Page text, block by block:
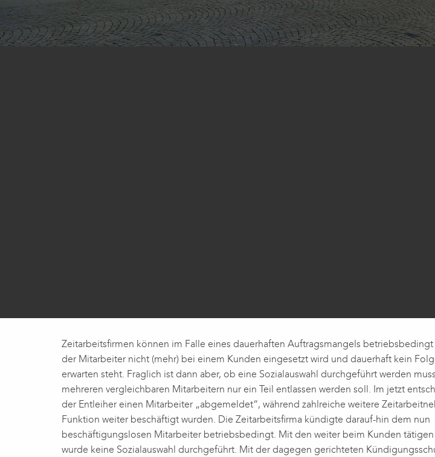
Zeitarbeitsfirmen können im Falle eines dauerhaften Auftragsmangels
der Mitarbeiter nicht (mehr) bei einem Kunden eingesetzt wird und dauerhaft kein
erwarten steht. Fraglich ist dann aber, ob eine Sozialauswahl durchgeführt werden
mehreren vergleichbaren Mitarbeitern nur ein Teil entlassen werden soll. Im jetzt
der Entleiher einen Mitarbeiter „abgemeldet“, während zahlreiche weitere
Funktion weiter beschäftigt wurden. Die Zeitarbeitsfirma kündigte darauf-hin dem nun
beschäftigungslosen Mitarbeiter betriebsbedingt. Mit den weiter beim Kunden
wurde keine Sozialauswahl durchgeführt. Mit der dagegen gerichteten